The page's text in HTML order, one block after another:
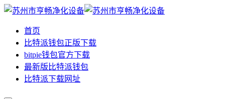
首页
比特派钱包正版下载
bitpie钱包官方下载
最新版比特派钱包
比特派下载网址